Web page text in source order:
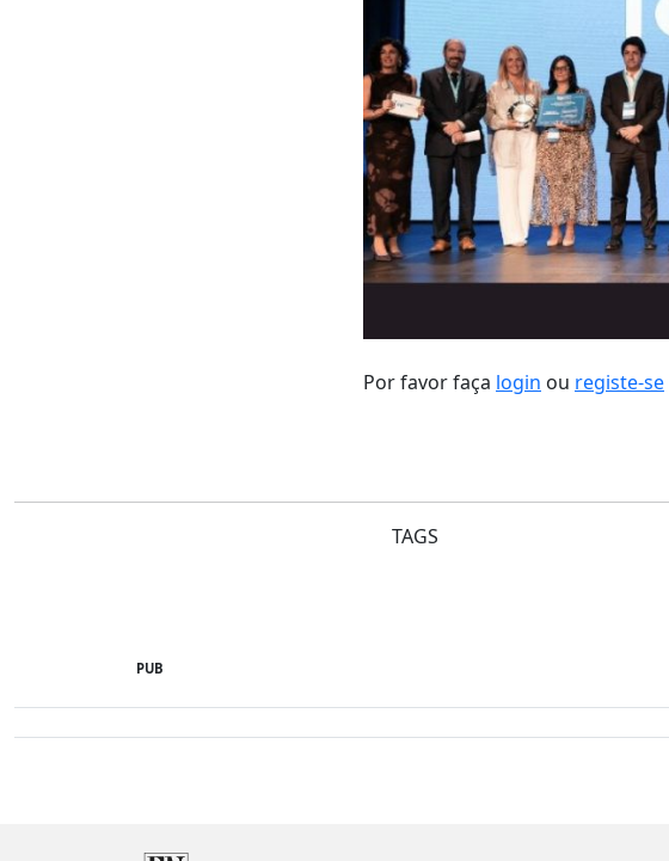
Por favor faça login ou registe-se
TAGS
PUB